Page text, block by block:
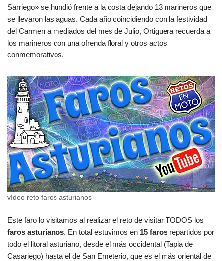
Sarriego» se hundió frente a la costa dejando 13 marineros que
se llevaron las aguas. Cada año coincidiendo con la festividad
del Carmen a mediados del mes de Julio, Ortiguera recuerda a
los marineros con una ofrenda floral y otros actos
conmemorativos.
vídeo reto faros asturianos
Este faro lo visitamos al realizar el reto de visitar TODOS los
faros asturianos. En total estuvimos en 15 faros repartidos por
todo el litoral asturiano, desde el más occidental (Tapia de
Casariego) hasta el de San Emeterio, que es el más oriental de